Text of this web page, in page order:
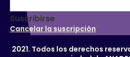
Suscribirse
Cancelar la suscripción
2021. Todos los derechos